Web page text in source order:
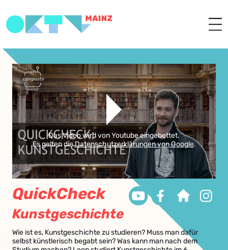
Das Video wird von Youtube eingebettet.
Es gelten dieDatenschutzerklärungen von Google.
QuickCheck
Kunstgeschichte
Wie ist es, Kunstgeschichte zu studieren? Muss man dafür
selbst künstlerisch begabt sein? Was kann man nach dem